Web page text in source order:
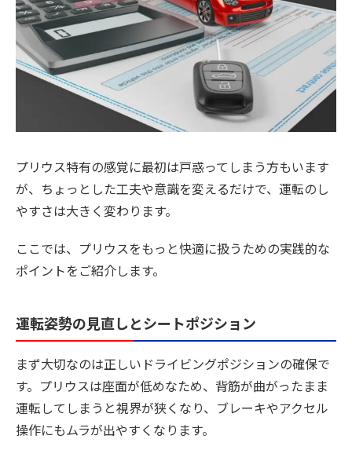
プリウス特有の感覚に最初は戸惑ってしまう方もいます
が、ちょっとした工夫や意識を変えるだけで、運転のし
やすさは大きく変わります。
ここでは、プリウスをもっと快適に扱うための実践的な
ポイントをご紹介します。
運転姿勢の見直しとシートポジション
まず大切なのは正しいドライビングポジションの確保で
す。プリウスは座面が低めなため、背筋が曲がったまま
運転してしまうと視界が狭くなり、ブレーキやアクセル
操作にもムラが出やすくなります。